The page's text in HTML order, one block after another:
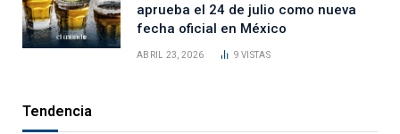
aprueba el 24 de julio como nueva
fecha oficial en México
ABRIL 23, 2026 9VISTAS
Tendencia